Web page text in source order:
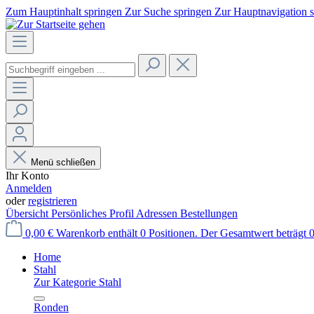
Zum Hauptinhalt springen Zur Suche springen Zur Hauptnavigation
Menü schließen
Ihr Konto
Anmelden
oderregistrieren
Übersicht Persönliches Profil Adressen Bestellungen
0,00 € Warenkorb enthält 0 Positionen. Der Gesamtwert beträgt
Home
Stahl
Zur Kategorie Stahl
Ronden